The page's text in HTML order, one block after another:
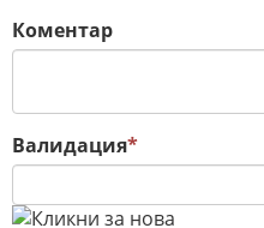
Коментар
Валидация*